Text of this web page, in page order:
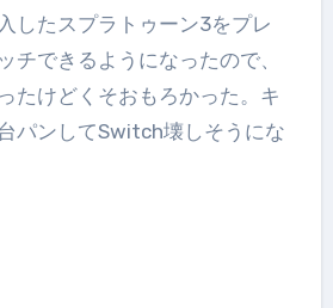
したスプラトゥーン3をプレ
チできるようになったので、
たけどくそおもろかった。キ
パンしてSwitch壊しそうにな